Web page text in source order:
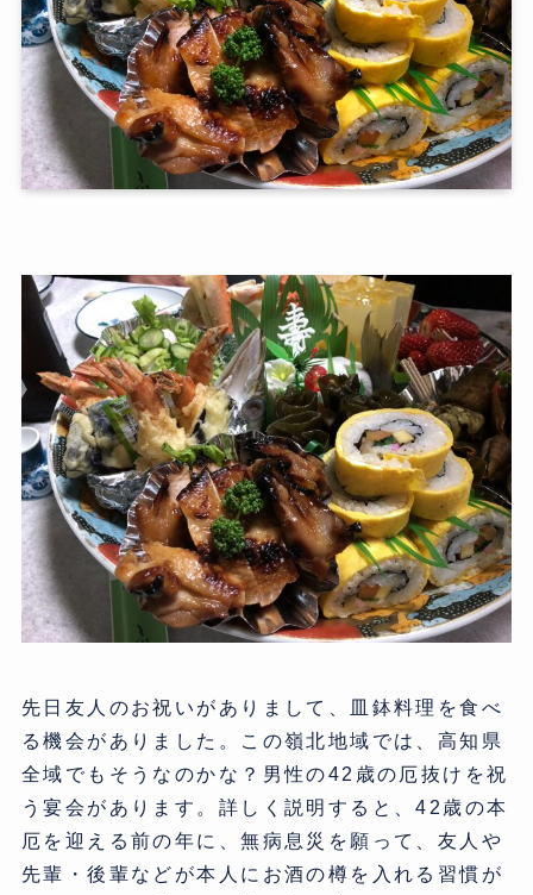
先日友人のお祝いがありまして、皿鉢料理を食べ
る機会がありました。この嶺北地域では、高知県
全域でもそうなのかな？男性の42歳の厄抜けを祝
う宴会があります。詳しく説明すると、42歳の本
厄を迎える前の年に、無病息災を願って、友人や
先輩・後輩などが本人にお酒の樽を入れる習慣が